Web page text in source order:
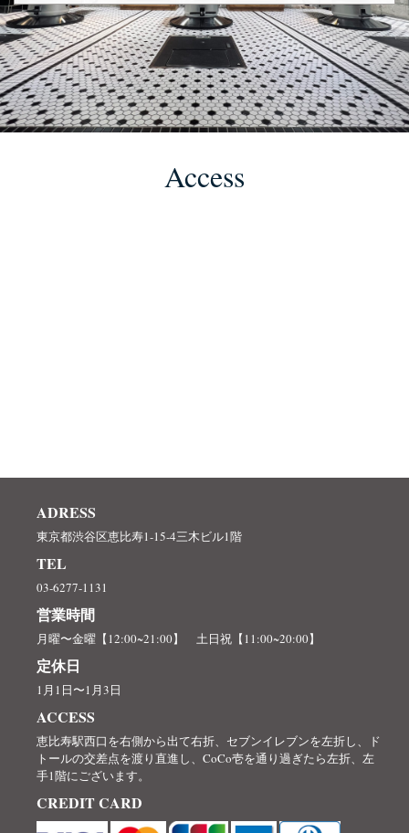
Access
ADRESS
東京都渋谷区恵比寿1-15-4三木ビル1階
TEL
03-6277-1131
営業時間
月曜〜金曜【12:00~21:00】 土日祝【11:00~20:00】
定休日
1月1日〜1月3日
ACCESS
恵比寿駅西口を右側から出て右折、セブンイレブンを左折し、ド
トールの交差点を渡り直進し、CoCo壱を通り過ぎたら左折、左
手1階にございます。
CREDIT CARD